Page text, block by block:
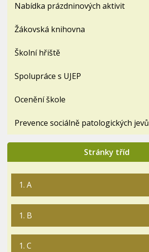
Nabídka prázdninových aktivit
Žákovská knihovna
Školní hřiště
Spolupráce s UJEP
Ocenění škole
Prevence sociálně patologických jevů
Stránky tříd
1. A
1. B
1. C